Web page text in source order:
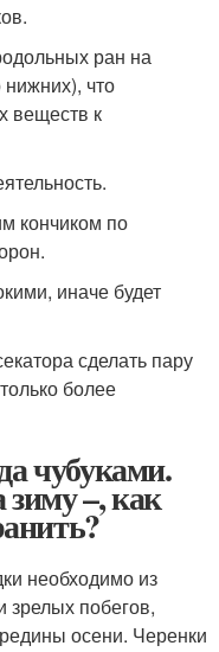
ран на
что
веществ к
кончиком по
иначе будет
сделать пару
более
чубуками.
зиму –, как
необходимо из
побегов,
осени. Черенки